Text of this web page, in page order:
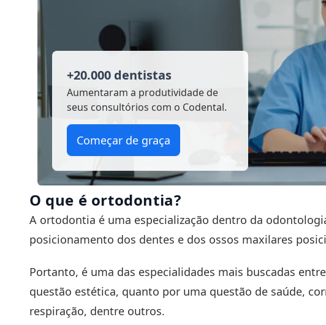
+20.000 dentistas
Aumentaram a produtividadede
seus consultórios com o Codental.
Começar de graça
O que é ortodontia?
A ortodontia é uma especialização dentro da
posicionamento dos dentes e dos ossos maxilares
Portanto, é uma das especialidades mais buscadas
questão estética, quanto por uma questão de saúde,
respiração, dentre outros.